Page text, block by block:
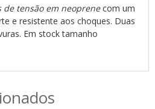
de tensão em neoprenecom um
e resistente aos choques. Duas
Em stock tamanho